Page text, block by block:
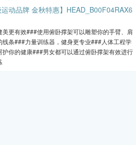
运动品牌 金秋特惠】HEAD_B00F04RAX6
美更有效###使用俯卧撑架可以雕塑你的手臂、肩
线条###力量训练器，健身更专业###人体工程学
护你的健康###男女都可以通过俯卧撑架有效进行